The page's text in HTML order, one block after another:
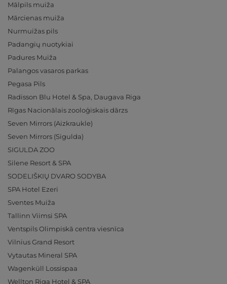
Mālpils muiža
Mārcienas muiža
Nurmuižas pils
Padangių nuotykiai
Padures Muiža
Palangos vasaros parkas
Pegasa Pils
Radisson Blu Hotel & Spa, Daugava Riga
Rīgas Nacionālais zooloģiskais dārzs
Seven Mirrors (Aizkraukle)
Seven Mirrors (Sigulda)
SIGULDA ZOO
Silene Resort & SPA
SODELIŠKIŲ DVARO SODYBA
SPA Hotel Ezeri
Sventes Muiža
Tallinn Viimsi SPA
Ventspils Olimpiskā centra viesnīca
Vilnius Grand Resort
Vytautas Mineral SPA
Wagenküll Lossispaa
Wellton Riga Hotel & SPA